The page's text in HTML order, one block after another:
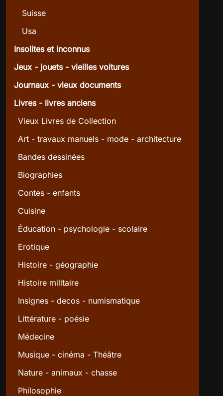
Suisse
Usa
Insolites et inconnus
Jeux - jouets - vieilles voitures
Journaux - vieux documents
Livres - livres anciens
Vieux Livres de Collection
Art - travaux manuels - mode - architecture
Bandes dessinées
Biographies
Contes - enfants
Cuisine
Éducation - psychologie - scolaire
Erotique
Histoire - géographie
Histoire militaire
Insignes - decos - numismatique
Littérature - poésie
Médecine
Musique - cinéma - Théâtre
Nature - animaux - chasse
Philosophie